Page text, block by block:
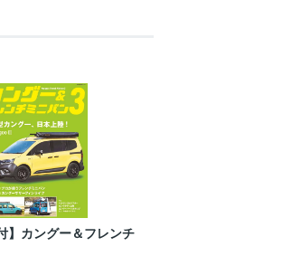
】カングー＆フレンチ